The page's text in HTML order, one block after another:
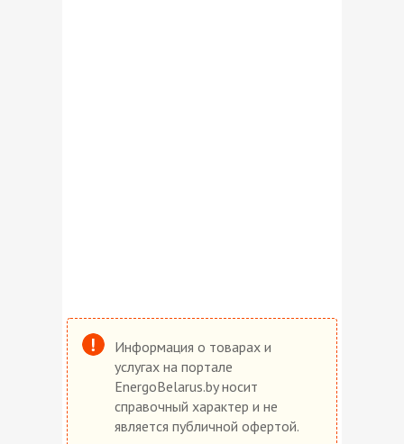
Информация о товарах и
услугах на портале
EnergoBelarus.by носит
справочный характер и не
является публичной офертой.